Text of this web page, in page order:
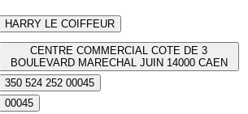
HARRY LE COIFFEUR
CENTRE COMMERCIAL COTE DE 3
BOULEVARD MARECHAL JUIN 14000 CAEN
350 524 252 00045
00045